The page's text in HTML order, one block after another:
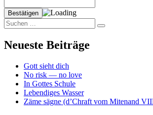
Suchen
nach:
Suchen
Neueste Beiträge
Gott sieht dich
No risk — no love
In Gottes Schule
Lebendiges Wasser
Zäme sägne (d’Chraft vom Mitenand